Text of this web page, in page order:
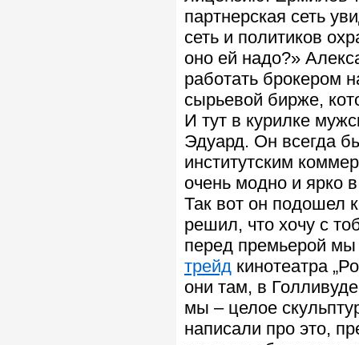
партнерская сеть
сеть и политиков
оно ей надо?»
работать брокером
сырьевой бирже,
И тут в курилке
Эдуард. Он всегда
институтским
очень модно и ярко
Так вот он подошел
решил, что хочу с
перед премьерой
трейд кинотеатра
они там, в
мы – целое
написали про это,